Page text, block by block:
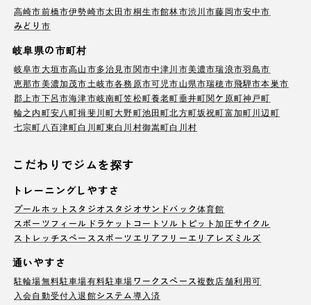
高崎市前橋市伊勢崎市太田市桐生市館林市渋川市藤岡市安中市
みどり市
岐阜県の市町村
岐阜市大垣市高山市多治見市関市中津川市美濃市瑞浪市羽島市
恵那市美濃加茂市土岐市各務原市可児市山県市瑞穂市飛騨市本巣市
郡上市下呂市海津市岐南町笠松町養老町垂井町関ケ原町神戸町
輪之内町安八町揖斐川町大野町池田町北方町坂祝町富加町川辺町
七宗町 八百津町白川町東白川村御嵩町白川村
こだわりでジムを探す
トレーニングしやすさ
プールホットスタジオ スタジオサンドバック体育館
スポーツフィールド ラケットコート ソルトピット加圧サイクル
ストレッチスペース スポーツエリア フリーエリア レズミルズ
通いやすさ
駐輪場無料駐車場有料駐車場ワークスペース複数店舗利用可
入会自動受付 入退館システム導入済